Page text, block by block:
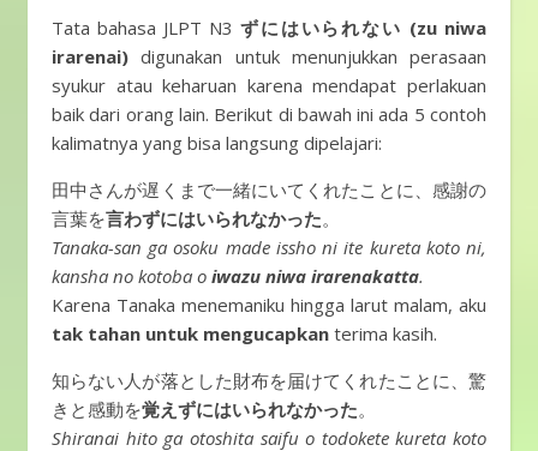
Tata bahasa JLPT N3 ずにはいられない (zu niwa
irarenai) digunakan untuk menunjukkan perasaan
syukur atau keharuan karena mendapat perlakuan
baik dari orang lain. Berikut di bawah ini ada 5 contoh
kalimatnya yang bisa langsung dipelajari:
田中さんが遅くまで一緒にいてくれたことに、感謝の
言葉を言わずにはいられなかった。
Tanaka-san ga osoku made issho ni ite kureta koto ni,
kansha no kotoba o iwazu niwa irarenakatta.
Karena Tanaka menemaniku hingga larut malam, aku
tak tahan untuk mengucapkan terima kasih.
知らない人が落とした財布を届けてくれたことに、驚
きと感動を覚えずにはいられなかった。
Shiranai hito ga otoshita saifu o todokete kureta koto